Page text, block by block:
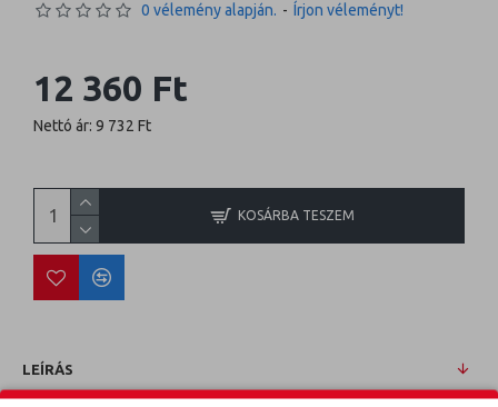
0 vélemény alapján. - Írjon véleményt!
12 360 Ft
Nettó ár: 9 732 Ft
KOSÁRBA TESZEM
LEÍRÁS